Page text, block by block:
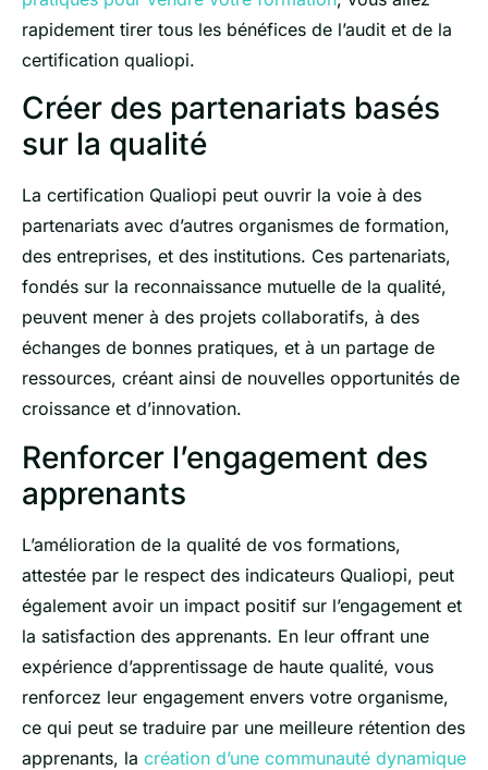
rapidement tirer tous les bénéfices de l’audit et de la
certification qualiopi.
Créer des partenariats basés
sur la qualité
La certification Qualiopi peut ouvrir la voie à des
partenariats avec d’autres organismes de formation,
des entreprises, et des institutions. Ces partenariats,
fondés sur la reconnaissance mutuelle de la qualité,
peuvent mener à des projets collaboratifs, à des
échanges de bonnes pratiques, et à un partage de
ressources, créant ainsi de nouvelles opportunités de
croissance et d’innovation.
Renforcer l’engagement des
apprenants
L’amélioration de la qualité de vos formations,
attestée par le respect des indicateurs Qualiopi, peut
également avoir un impact positif sur l’engagement et
la satisfaction des apprenants. En leur offrant une
expérience d’apprentissage de haute qualité, vous
renforcez leur engagement envers votre organisme,
ce qui peut se traduire par une meilleure rétention des
apprenants, la création d’une communauté dynamique